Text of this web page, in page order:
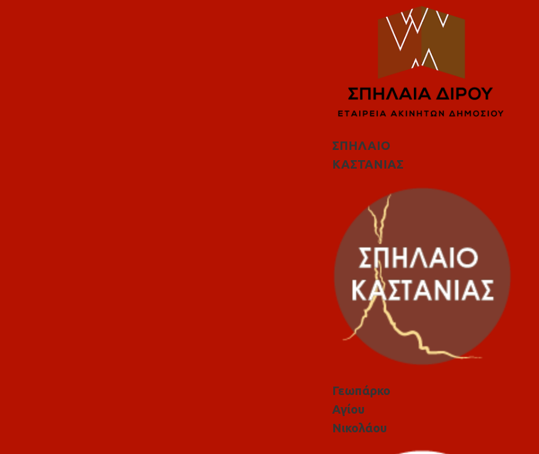
ΣΠΗΛΑΙΟ
ΚΑΣΤΑΝΙΑΣ
Γεωπάρκο
Αγίου
Νικολάου